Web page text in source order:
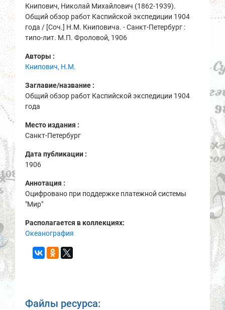
Книпович, Николай Михайлович (1862-1939).
Общий обзор работ Каспийской экспедиции 1904
года / [Соч.] Н.М. Книповича. - Санкт-Петербург :
типо-лит. М.П. Фроловой, 1906
Авторы :
Книпович, Н.М.
Заглавие/название :
Общий обзор работ Каспийской экспедиции 1904
года
Место издания :
Санкт-Петербург
Дата публикации :
1906
Аннотация :
Оцифровано при поддержке платежной системы
"Мир"
Располагается в коллекциях:
Океанография
Файлы ресурса: